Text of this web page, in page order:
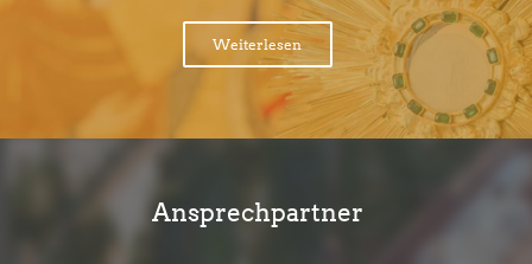
Weiterlesen
Ansprechpartner